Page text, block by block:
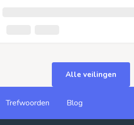
Alle veilingen
Trefwoorden Blog